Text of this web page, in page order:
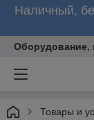
Наличный,
Оборудование,
Товары и